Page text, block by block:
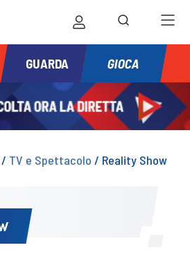
GUARDA GIOCA
/ TV e Spettacolo / Reality Show